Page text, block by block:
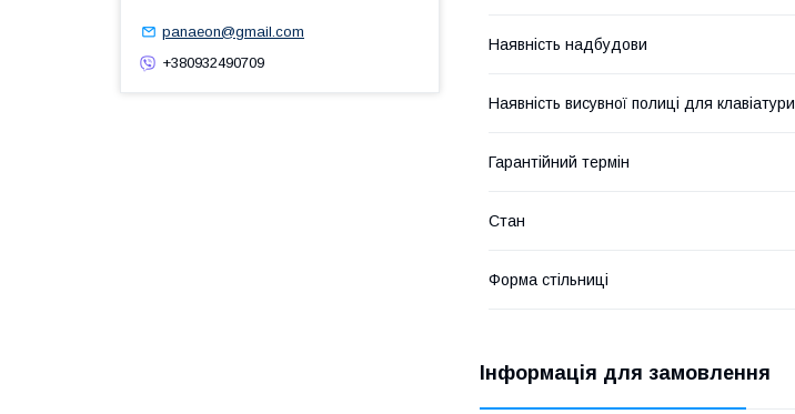
Наявність надбудови
Наявність висувної полиці для клавіатури
Гарантійний термін
Стан
Форма стільниці
Інформація для замовлення
panaeon@gmail.com
+380932490709